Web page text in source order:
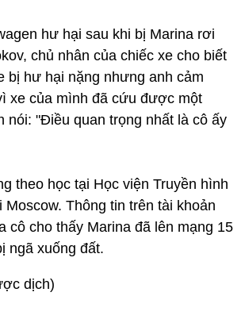
hư hại sau khi bị Marina rơi
chủ nhân của chiếc xe cho biết
bị hư hại nặng nhưng anh cảm
xe của mình đã cứu được một
nói: "Điều quan trọng nhất là cô ấy
theo học tại Học viện Truyền hình
Moscow. Thông tin trên tài khoản
cô cho thấy Marina đã lên mạng 15
ngã xuống đất.
dịch)